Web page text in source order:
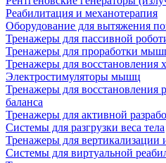
Реабилитация и механотерапия
Оборудование для вытяжения
Тренажеры для пассивной
Тренажеры для проработки
Тренажеры для восстановления
Электростимуляторы мышц
Тренажеры для восстановления
баланса
Тренажеры для активной
Системы для разгрузки веса тела
Тренажеры для вертикализации
Системы для виртуальной